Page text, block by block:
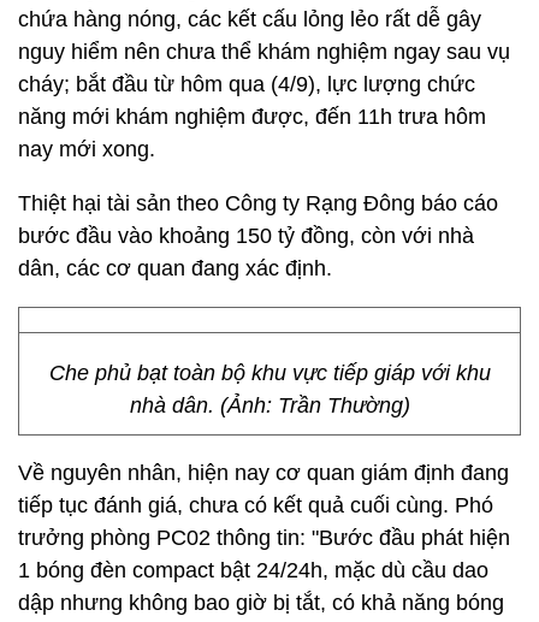
chứa hàng nóng, các kết cấu lỏng lẻo rất dễ gây
nguy hiểm nên chưa thể khám nghiệm ngay sau vụ
cháy; bắt đầu từ hôm qua (4/9), lực lượng chức
năng mới khám nghiệm được, đến 11h trưa hôm
nay mới xong.
Thiệt hại tài sản theo Công ty Rạng Đông báo cáo
bước đầu vào khoảng 150 tỷ đồng, còn với nhà
dân, các cơ quan đang xác định.
Che phủ bạt toàn bộ khu vực tiếp giáp với khu
nhà dân. (Ảnh: Trần Thường)
Về nguyên nhân, hiện nay cơ quan giám định đang
tiếp tục đánh giá, chưa có kết quả cuối cùng. Phó
trưởng phòng PC02 thông tin: "Bước đầu phát hiện
1 bóng đèn compact bật 24/24h, mặc dù cầu dao
dập nhưng không bao giờ bị tắt, có khả năng bóng